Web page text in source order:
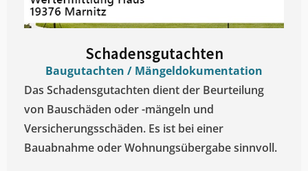
Schadensgutachten
Baugutachten / Mängeldokumentation
Das Schadensgutachten dient der Beurteilung
von Bauschäden oder -mängeln und
Versicherungsschäden. Es ist bei einer
Bauabnahme oder Wohnungsübergabe sinnvoll.